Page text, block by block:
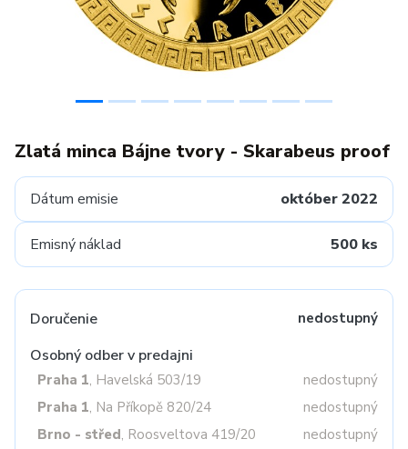
Zlatá minca Bájne tvory - Skarabeus proof
Dátum emisie október 2022
Emisný náklad 500 ks
Doručenie nedostupný
Osobný odber v predajni
Praha 1, Havelská 503/19
nedostupný
Praha 1, Na Příkopě 820/24
nedostupný
Brno - střed, Roosveltova 419/20
nedostupný